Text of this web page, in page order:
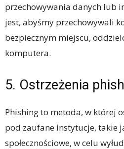
przechowywania danych lub
jest, abyśmy przechowywali
bezpiecznym miejscu,
komputera.
5. Ostrzeżenia
Phishing to metoda, w której
pod zaufane instytucje, takie
społecznościowe, w celu